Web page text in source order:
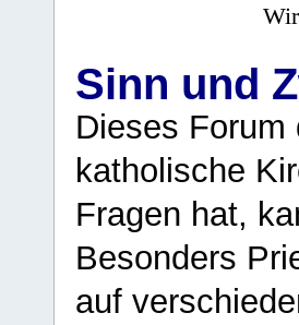
Sinn und
Dieses Forum
katholische
Fragen hat,
Besonders
auf